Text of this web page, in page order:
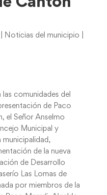
Cantón
Noticias del municipio
las comunidades del
de Paco
el Señor Anselmo
Municipal y
municipalidad,
de la nueva
de Desarrollo
Las Lomas de
por miembros de la